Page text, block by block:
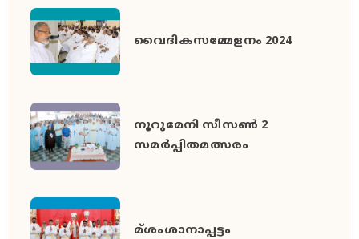
വൈദികസമ്മേളനം 2024
നൂറുമേനി സീസൺ 2
സമർപ്പിതമത്സരം
മ്ശംശാനാപ്പട്ടം